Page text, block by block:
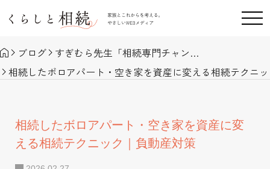
ブログ
すぎむら先生「相続専門チャンネル」
相続したボロアパート・空き家を資産に変える相続テクニ
相続したボロアパート・空き家を資産に変
える相続テクニック｜負動産対策